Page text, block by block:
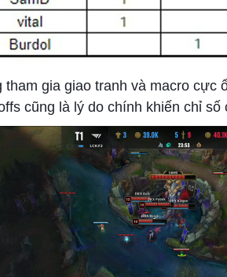
tham gia giao tranh và macro
cũng là lý do chính khiến chỉ